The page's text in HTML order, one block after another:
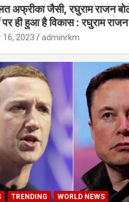
अफ्रीका जैसी, रघुराम राजन बोले-
ही हुआ है विकास : रघुराम राजन
16, 2023 adminrkm
TRENDING WORLD NEWS